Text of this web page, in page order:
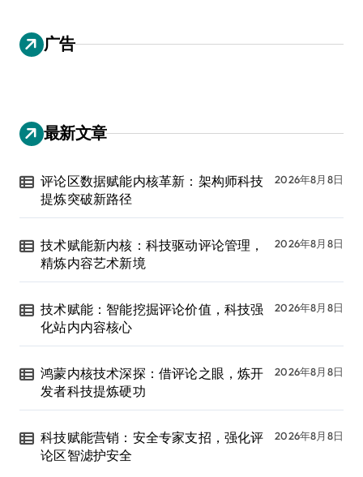
广告
最新文章
评论区数据赋能内核革新：架构师科技
提炼突破新路径
2026年8月8日
技术赋能新内核：科技驱动评论管理，
精炼内容艺术新境
2026年8月8日
技术赋能：智能挖掘评论价值，科技强
化站内内容核心
2026年8月8日
鸿蒙内核技术深探：借评论之眼，炼开
发者科技提炼硬功
2026年8月8日
科技赋能营销：安全专家支招，强化评
论区智滤护安全
2026年8月8日